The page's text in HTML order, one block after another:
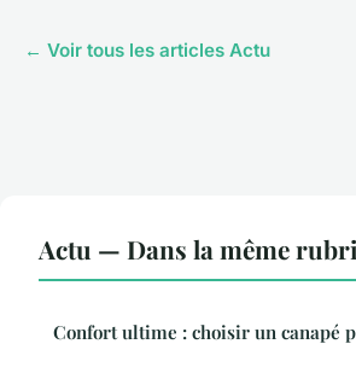
← Voir tous les articles Actu
Actu — Dans la même
Confort ultime : choisir un canapé